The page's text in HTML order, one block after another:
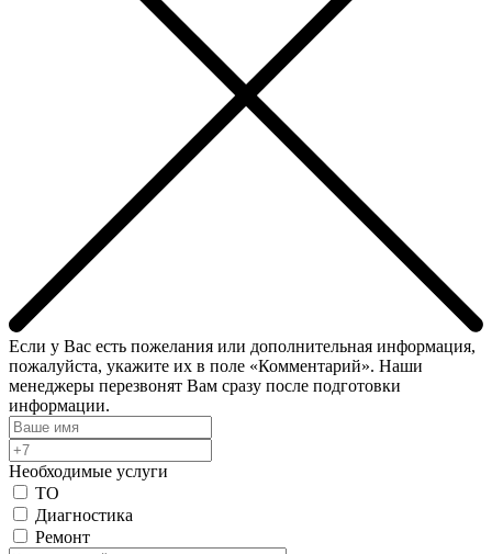
Если у Вас есть пожелания или дополнительная информация,
пожалуйста, укажите их в поле «Комментарий». Наши
менеджеры перезвонят Вам сразу после подготовки
информации.
Необходимые услуги
ТО
Диагностика
Ремонт